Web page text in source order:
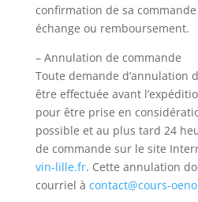
confirmation de sa
échange ou remboursement.
– Annulation de commande
Toute demande d’annulation
être effectuée avant
pour être prise en
possible et au plus tard 24
de commande sur le site
vin-lille.fr. Cette annulation
courriel à contact@cours-